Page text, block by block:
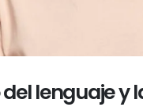
del lenguaje